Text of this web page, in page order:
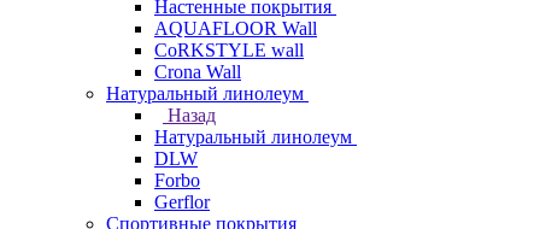
Настенные покрытия
AQUAFLOOR Wall
CoRKSTYLE wall
Crona Wall
Натуральный линолеум
Назад
Натуральный линолеум
DLW
Forbo
Gerflor
Спортивные покрытия